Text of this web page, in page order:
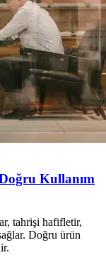
Kullanım
tahrişi hafifletir,
Doğru ürün